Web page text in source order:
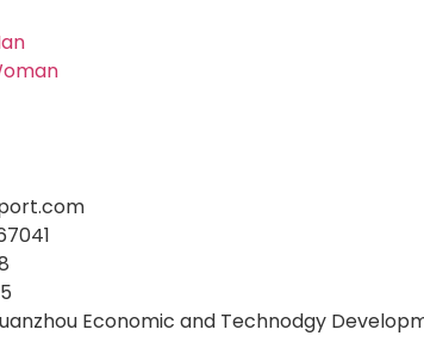
Economic and Technodgy